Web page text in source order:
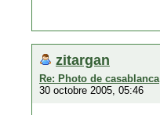
zitargan
Re: Photo de casablanca
30 octobre 2005, 05:46